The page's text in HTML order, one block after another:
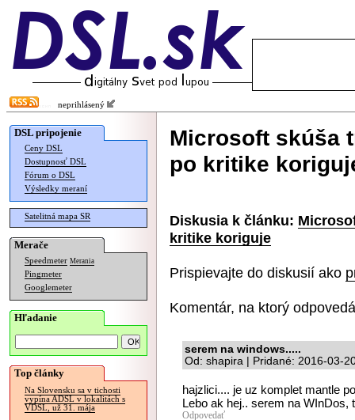
neprihlásený
DSL pripojenie
Ceny DSL
Dostupnosť DSL
Fórum o DSL
Výsledky meraní
Satelitná mapa SR
Merače
Speedmeter Merania
Pingmeter
Googlemeter
Hľadanie
Top články
Na Slovensku sa v tichosti
vypína ADSL v lokalitách s
VDSL, už 31. mája
Microsoft skúša
po kritike
Diskusia k článku:
kritike koriguje
Prispievajte do diskusií ako
Komentár, na ktorý
serem na windows.....
Od: shapira | Pridané: 2016-03-
hajzlici.... je uz komplet mantle
Lebo ak hej.. serem na WInDos,
Odpovedať